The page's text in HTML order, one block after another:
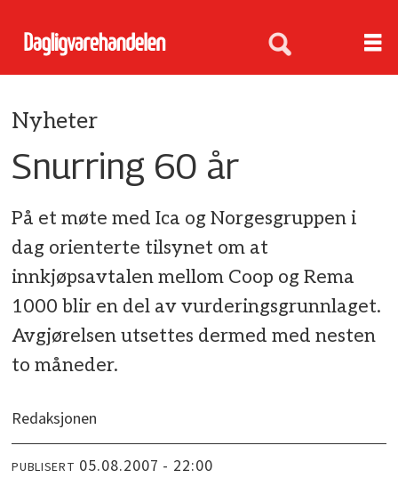
Nyheter
Snurring 60 år
På et møte med Ica og Norgesgruppen i
dag orienterte tilsynet om at
innkjøpsavtalen mellom Coop og Rema
1000 blir en del av vurderingsgrunnlaget.
Avgjørelsen utsettes dermed med nesten
to måneder.
Redaksjonen
PUBLISERT 05.08.2007 - 22:00